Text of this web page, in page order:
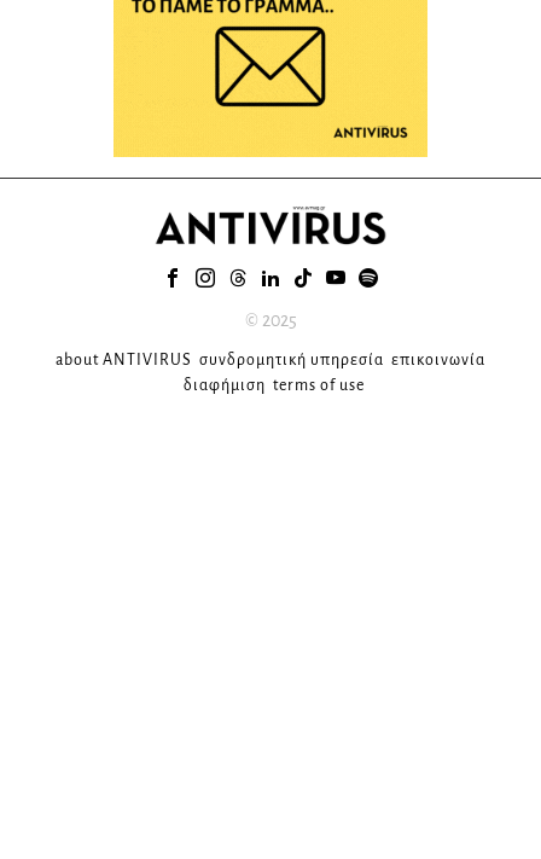
© 2025
about ANTIVIRUS συνδρομητική υπηρεσία επικοινωνία
διαφήμιση terms of use